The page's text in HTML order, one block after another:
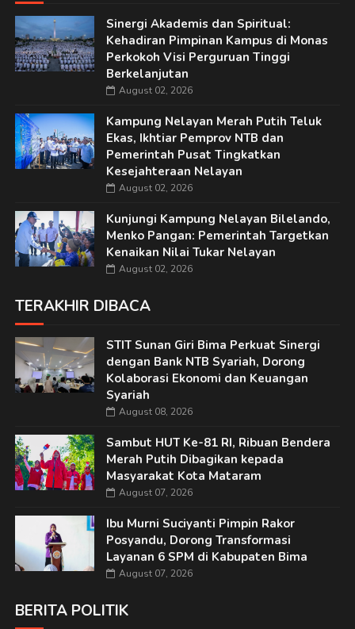
Sinergi Akademis dan Spiritual:
Kehadiran Pimpinan Kampus di Monas
Perkokoh Visi Perguruan Tinggi
Berkelanjutan
August 02, 2026
Kampung Nelayan Merah Putih Teluk
Ekas, Ikhtiar Pemprov NTB dan
Pemerintah Pusat Tingkatkan
Kesejahteraan Nelayan
August 02, 2026
Kunjungi Kampung Nelayan Bilelando,
Menko Pangan: Pemerintah Targetkan
Kenaikan Nilai Tukar Nelayan
August 02, 2026
TERAKHIR DIBACA
STIT Sunan Giri Bima Perkuat Sinergi
dengan Bank NTB Syariah, Dorong
Kolaborasi Ekonomi dan Keuangan
Syariah
August 08, 2026
Sambut HUT Ke-81 RI, Ribuan Bendera
Merah Putih Dibagikan kepada
Masyarakat Kota Mataram
August 07, 2026
Ibu Murni Suciyanti Pimpin Rakor
Posyandu, Dorong Transformasi
Layanan 6 SPM di Kabupaten Bima
August 07, 2026
BERITA POLITIK